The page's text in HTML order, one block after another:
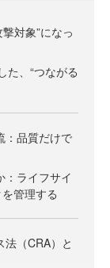
対象”になっ
た、“つながる
：品質だけで
：ライフサイ
管理する
（CRA）と